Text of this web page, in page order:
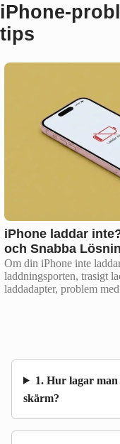
tips
iPhone laddar
och Snabba
Om din iPhone inte
laddningsporten, trasigt
laddadapter, problem
1. Hur lagar
skärm?